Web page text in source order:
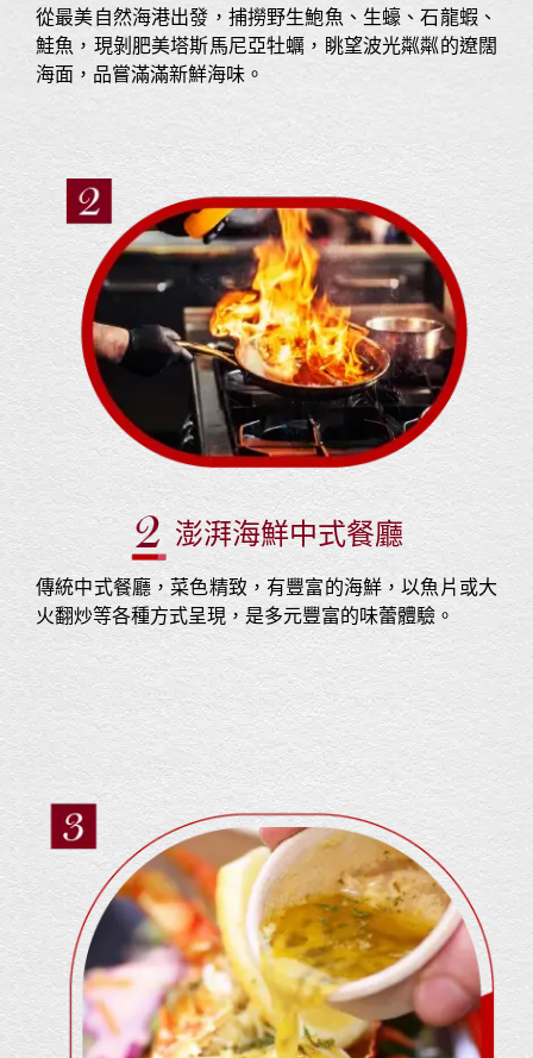
從最美自然海港出發，捕撈野生鮑魚、生蠔、石龍蝦、
鮭魚，現剝肥美塔斯馬尼亞牡蠣，眺望波光粼粼的遼闊
海面，品嘗滿滿新鮮海味。
澎湃海鮮中式餐廳
傳統中式餐廳，菜色精致，有豐富的海鮮，以魚片或大
火翻炒等各種方式呈現，是多元豐富的味蕾體驗。